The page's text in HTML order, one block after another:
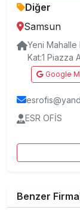
Diğer
Samsun
Yeni Mahalle
Kat:1 Piazza
Google
ESR OFİS
Benzer